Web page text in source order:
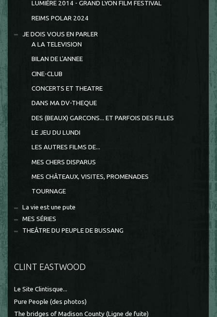
LUMIÈRE 2014 - GRAND LYON FILM FESTIVAL
REIMS POLAR 2024
JE DOIS VOUS EN PARLER
A LA TELEVISION
BILAN DE L'ANNEE
CINE-CLUB
CONCERTS ET THEATRE
DANS MA DV-THEQUE
DES (BEAUX) GARCONS... ET PARFOIS DES FILLES
LE JEU DU LUNDI
LES AUTRES FILMS DE...
MES CHERS DISPARUS
MES CHÂTEAUX, VISITES, PROMENADES
TOURNAGE
La vie est une pute
MES SÉRIES
THEÂTRE DU PEUPLE DE BUSSANG
CLINT EASTWOOD
Le Site Clintisque...
Pure People (des photos)
The bridges of Madison County (Ligne de fuite)